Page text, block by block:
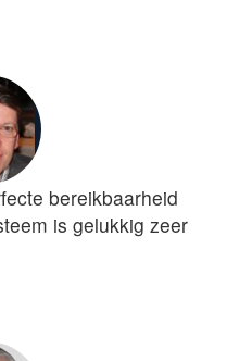
bereikbaarheid
is gelukkig zeer